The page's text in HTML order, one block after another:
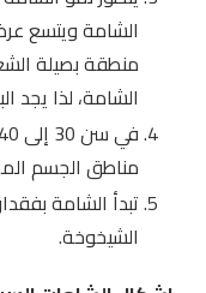
الشامة ويتسع
منطقة بصيلة
الشامة، لذا
مناطق الجسم
تبدأ الشامة
الشيخوخة.